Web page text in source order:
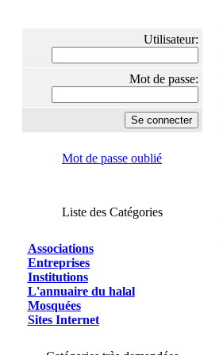
Utilisateur:
Mot de passe:
Mot de passe oublié
Liste des Catégories
Associations
Entreprises
Institutions
L'annuaire du halal
Mosquées
Sites Internet